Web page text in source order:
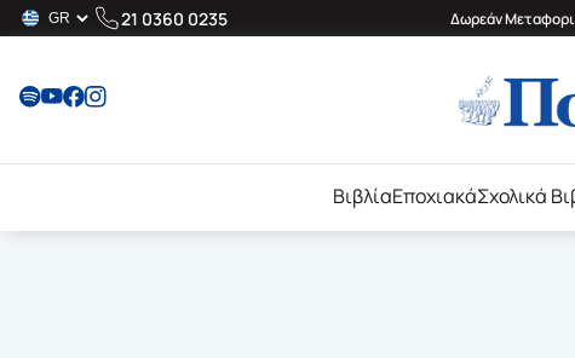
21 0360 0235 Δωρεάν
ΒιβλίαΕποχιακάΣχολικά